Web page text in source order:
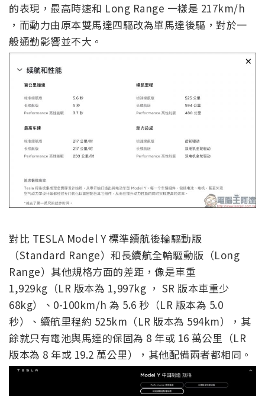
的表現，最高時速和 Long Range 一樣是 217km/h
，而動力由原本雙馬達四驅改為單馬達後驅，對於一
般通勤影響並不大。
對比 TESLA Model Y 標準續航後輪驅動版
（Standard Range）和長續航全輪驅動版（Long
Range）其他規格方面的差距，像是車重
1,929kg（LR 版本為 1,997kg ， SR 版本車重少
68kg）、0-100km/h 為 5.6 秒（LR 版本為 5.0
秒）、續航里程約 525km（LR 版本為 594km），其
餘就只有電池與馬達的保固為 8 年或 16 萬公里（LR
版本為 8 年或 19.2 萬公里），其他配備兩者都相同。